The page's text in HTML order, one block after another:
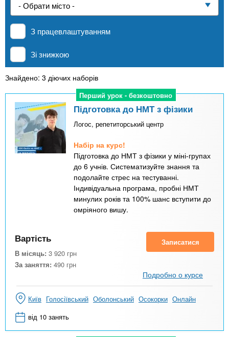
n
t
s
.
n
к
л
а
Приватні школи
Онлайн курси
За кордоном
З працевлаштуванням
Зі знижкою
Знайдено: 3 діючих наборів
Перший урок - безкоштовно
Перший урок - безкоштовно
Підготовка до НМТ з фізики
Логос, репетиторський центр
Набір на курс!
Підготовка до НМТ з фізики у міні-групах
до 6 учнів. Систематизуйте знання та
подолайте стрес на тестуванні.
Індивідуальна програма, пробні НМТ
минулих років та 100% шанс вступити до
омріяного вишу.
Вартість
В місяць: 3 920 грн
За заняття: 490 грн
Записатися
Подробно о курсе
Київ Голосіївський Оболонський Осокорки Онлайн
від 10 занять